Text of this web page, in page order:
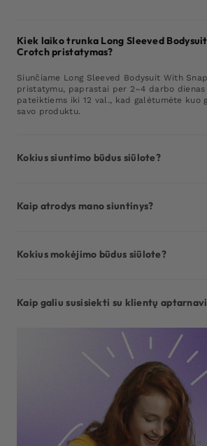
Kiek laiko trunka Long Sleeved
Crotch pristatymas?
Siunčiame Long Sleeved Bodysuit With
pristatymu, paprastai per 2–4 darbo dienas
pateiktiems iki 12 val., kad galėtumėte kuo
savo produktu.
Kokius siuntimo būdus siūlote?
Kaip atrodys mano siuntinys?
Kokius mokėjimo būdus siūlote?
Kaip galiu susisiekti su klientų